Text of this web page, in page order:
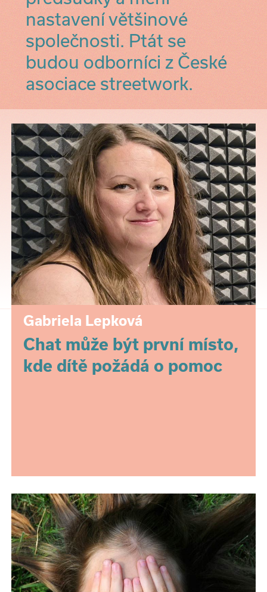
nastavení většinové
společnosti. Ptát se
budou odborníci z České
asociace streetwork.
Gabriela Lepková
Chat může být první místo,
kde dítě požádá o pomoc